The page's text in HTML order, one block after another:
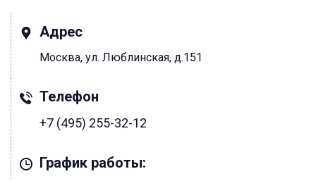
Адрес
Москва, ул. Люблинская, д.151
Телефон
+7 (495) 255-32-12
График работы: